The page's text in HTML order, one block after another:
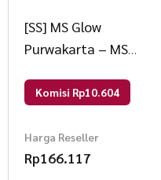
[SS] MS Glow
Purwakarta – MS
de Perfume AURA
Komisi Rp10.604
Harga Reseller
Rp166.117